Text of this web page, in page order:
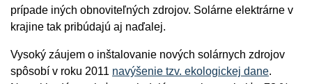
prípade iných obnoviteľných zdrojov. Solárne elektrárne v
krajine tak pribúdajú aj naďalej.
Vysoký záujem o inštalovanie nových solárnych zdrojov
spôsobí v roku 2011 navýšenie tzv. ekologickej dane.